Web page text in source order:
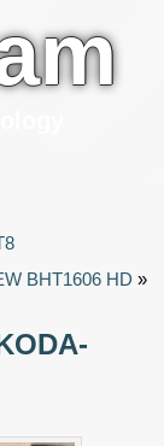
BHT1606 HD »